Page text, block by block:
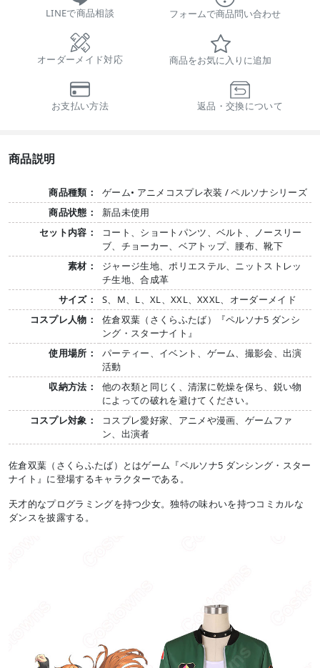
LINEで商品相談 フォームで商品問い合わせ
オーダーメイド対応 商品をお気に入りに追加
お支払い方法 返品・交換について
商品説明
商品種類：
ゲーム• アニメコスプレ衣装 / ペルソナシリーズ
商品状態：
新品未使用
セット内容：
コート、ショートパンツ、ベルト、ノースリー
ブ、チョーカー、ベアトップ、腰布、靴下
素材：
ジャージ生地、ポリエステル、ニットストレッ
チ生地、合成革
サイズ：
S、M、L、XL、XXL、XXXL、オーダーメイド
コスプレ人物：
佐倉双葉（さくらふたば）『ペルソナ5 ダンシ
ング・スターナイト』
使用場所：
パーティー、イベント、ゲーム、撮影会、出演
活動
収納方法：
他の衣類と同じく、清潔に乾燥を保ち、鋭い物
によっての破れを避けてください。
コスプレ対象：
コスプレ愛好家、アニメや漫画、ゲームファ
ン、出演者
佐倉双葉（さくらふたば）とはゲーム『ペルソナ5 ダンシング・スター
ナイト』に登場するキャラクターである。
天才的なプログラミングを持つ少女。独特の味わいを持つコミカルな
ダンスを披露する。